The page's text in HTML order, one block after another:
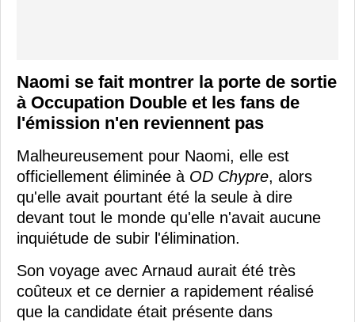
Naomi se fait montrer la porte de sortie
à Occupation Double et les fans de
l'émission n'en reviennent pas
Malheureusement pour Naomi, elle est
officiellement éliminée à OD Chypre, alors
qu'elle avait pourtant été la seule à dire
devant tout le monde qu'elle n'avait aucune
inquiétude de subir l'élimination.
Son voyage avec Arnaud aurait été très
coûteux et ce dernier a rapidement réalisé
que la candidate était présente dans